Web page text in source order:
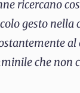
ricercano
gesto
che non